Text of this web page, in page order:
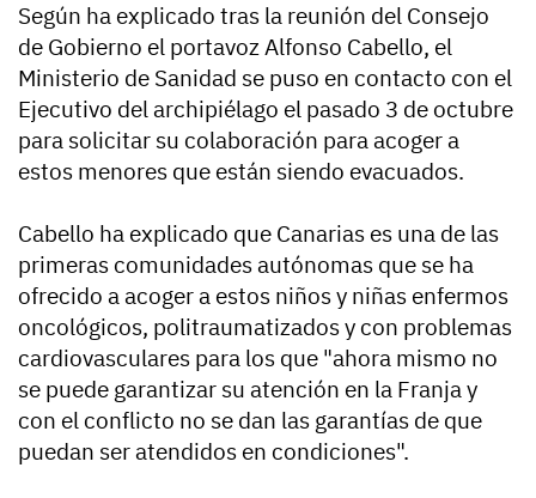
Según ha explicado tras la reunión del Consejo
de Gobierno el portavoz Alfonso Cabello, el
Ministerio de Sanidad se puso en contacto con el
Ejecutivo del archipiélago el pasado 3 de octubre
para solicitar su colaboración para acoger a
estos menores que están siendo evacuados.
Cabello ha explicado que Canarias es una de las
primeras comunidades autónomas que se ha
ofrecido a acoger a estos niños y niñas enfermos
oncológicos, politraumatizados y con problemas
cardiovasculares para los que "ahora mismo no
se puede garantizar su atención en la Franja y
con el conflicto no se dan las garantías de que
puedan ser atendidos en condiciones".